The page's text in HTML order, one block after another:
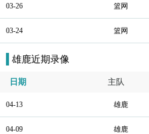
03-26 篮网
03-24 篮网
雄鹿近期录像
日期 主队
04-13 雄鹿
04-09 雄鹿